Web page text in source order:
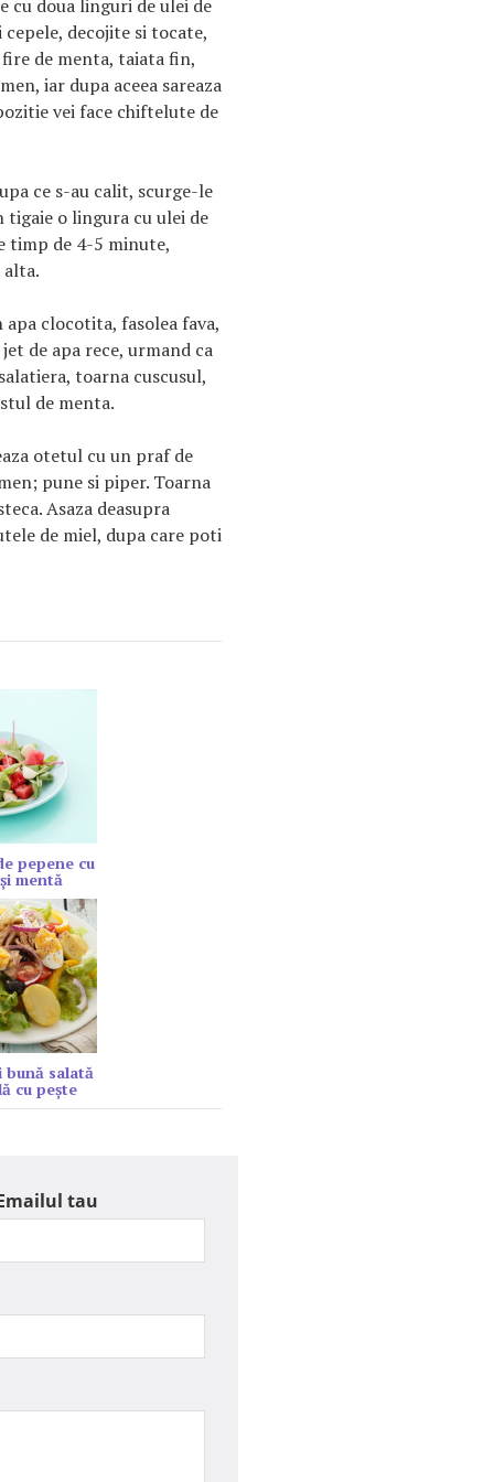
doua linguri de ulei de
decojite si tocate,
fire de menta, taiata fin,
iar dupa aceea sareaza
vei face chiftelute de
ce s-au calit, scurge-le
tigaie o lingura cu ulei de
timp de 4-5 minute,
clocotita, fasolea fava,
de apa rece, urmand ca
toarna cuscusul,
de menta.
otetul cu un praf de
pune si piper. Toarna
Asaza deasupra
de miel, dupa care poti
pepene cu
mentă
bună salată
cu peşte
tau